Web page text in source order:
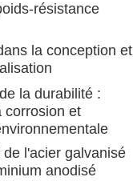
résistance
la conception et
la durabilité :
corrosion et
de l'acier galvanisé
anodisé